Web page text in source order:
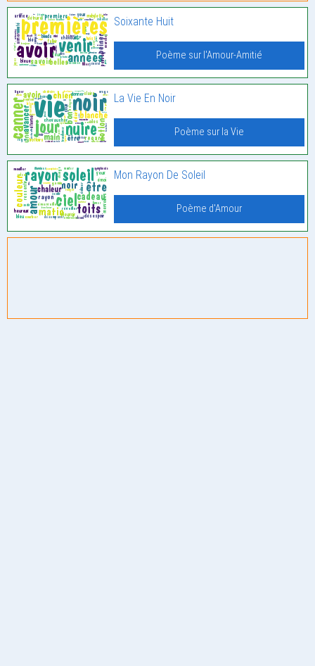
Soixante Huit
Poème sur l'Amour-Amitié
La Vie En Noir
Poème sur la Vie
Mon Rayon De Soleil
Poème d'Amour